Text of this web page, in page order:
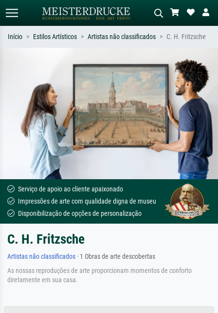
Pesquise por artista, título ou estilo –
ex: Monet, Noite Estrelada,
impressionismo, onda de Hokusai, nu.
Descreva a cena – ex: prado verde,
abstrato com muito vermelho, pintura
a óleo escura, nu em pé ao lado de
uma árvore.
Início Estilos Artísticos Artistas não classificados C. H. Fritzsche
Serviço de apoio ao cliente apaixonado
Impressões de arte com qualidade digna de museu
Disponibilização de opções de personalização
C. H. Fritzsche
Artistas não classificados · 1 Obras de arte descobertas
As nossas reproduções de arte proporcionam momentos de conforto
diretamente em sua casa.